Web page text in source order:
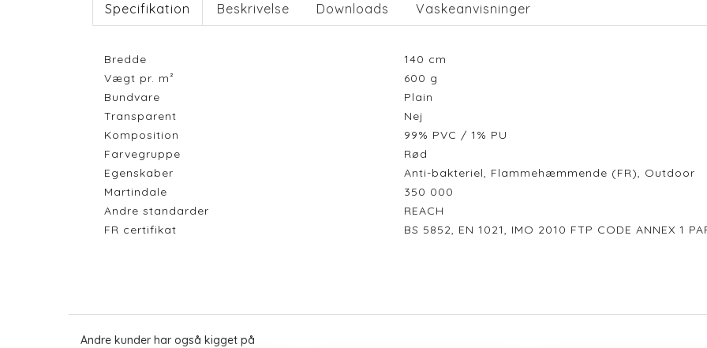
Specifikation Beskrivelse Downloads Vaskeanvisninger
Bredde 140 cm
Vægt pr. m²
600 g
Bundvare
Plain
Transparent
Nej
Komposition
99% PVC / 1% PU
Farvegruppe
Rød
Egenskaber
Anti-bakteriel, Flammehæmmende (FR), Outdoor
Martindale
350 000
Andre standarder
REACH
FR certifikat
BS 5852, EN 1021, IMO 2010 FTP CODE ANNEX 1
Andre kunder har også kigget på